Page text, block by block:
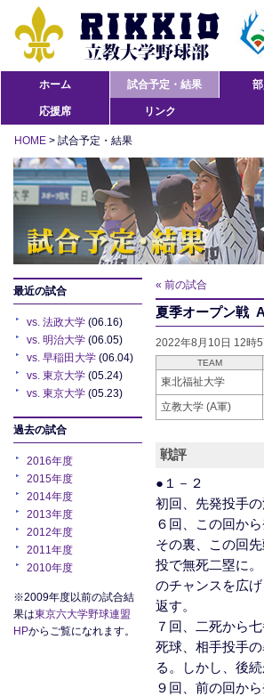
ホーム 試合予定・結果
応援席 リンク
HOME > 試合予定・結果
最近の試合
vs. 法政大学 (06.16)
vs. 明治大学 (06.05)
vs. 早稲田大学 (06.04)
vs. 東京大学 (05.24)
vs. 東京大学 (05.23)
過去の試合
2016年度
2015年度
2014年度
2013年度
2012年度
2011年度
2010年度
※2009年度以前の試合結
果は東京六大学野球連盟
HPからご覧になれます。
« 前の試合
夏季オープン戦
2022年8月10日 12時
TEAM
東北福祉大学
立教大学 (A軍)
戦評
●１－２
初回、先発投手
６回、この回か
その裏、この回
投で無死二塁に
のチャンスを広
返す。
７回、二死から
死球、相手投手
る。しかし、後
９回、前の回か